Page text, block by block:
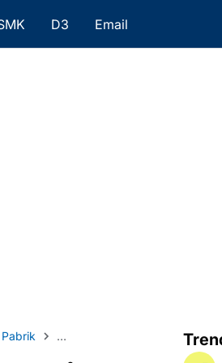
D3 Email
Loker Tangerang Lulusan